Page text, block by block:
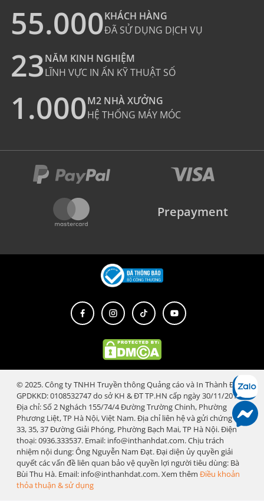
55.000KHÁCH HÀNG
ĐÃ SỬ DỤNG DỊCH VỤ
23NĂM KINH NGHIỆM
LĨNH VỰC IN ẤN KỸ THUẬT SỐ
1.000M2 NHÀ XƯỞNG
HỆ THỐNG MÁY MÓC
Prepayment
© 2025. Công ty TNHH Truyền thông Quảng cáo và In Thành Đạt.
GPDKKD: 0108532747 do sở KH & ĐT TP.HN cấp ngày 30/11/2018.
Địa chỉ: Số 2 Nghách 155/74/4 Đường Trường Chinh, Phường
Phương Liệt, TP Hà Nội, Việt Nam. Địa chỉ liên hệ và gửi chứng từ:
33, 35, 37 Đường Giải Phóng, Phường Bạch Mai, TP Hà Nội. Điện
thoại: 0936.333537. Email: info@inthanhdat.com. Chịu trách
nhiệm nội dung: Ông Nguyễn Nam Đạt. Đại diện ủy quyền giải
quyết các vấn đề liên quan bảo vệ quyền lợi người tiêu dùng: Bà
Bùi Thu Hà. Email: info@inthanhdat.com. Xem thêm Điều khoản
thỏa thuận & sử dụng